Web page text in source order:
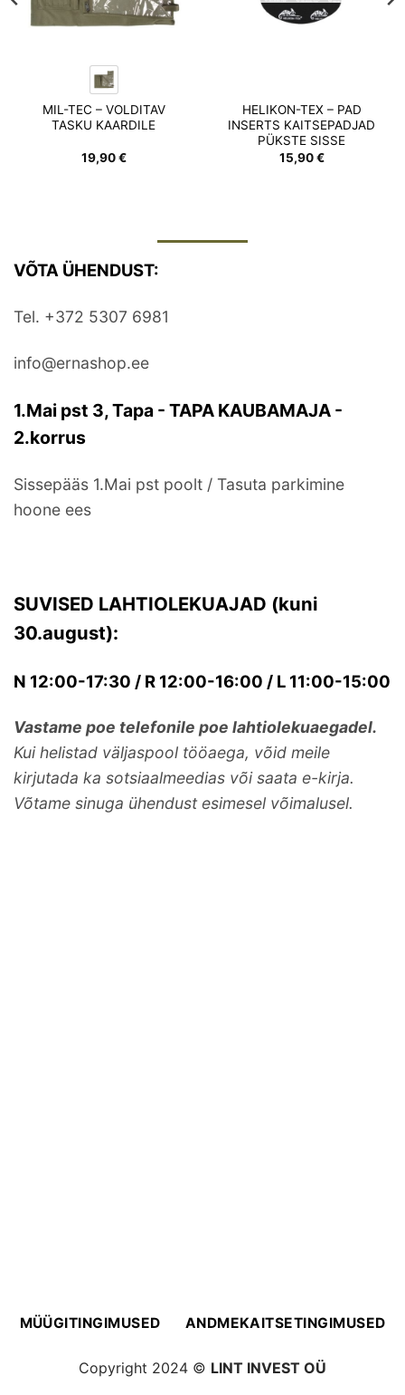
MIL-TEC – VOLDITAV
TASKU KAARDILE
19,90€
HELIKON-TEX – PAD
INSERTS KAITSEPADJAD
PÜKSTE SISSE
15,90€
VÕTA ÜHENDUST:
Tel. +372 5307 6981
info@ernashop.ee
1.Mai pst 3, Tapa - TAPA KAUBAMAJA -
2.korrus
Sissepääs 1.Mai pst poolt / Tasuta parkimine
hoone ees
SUVISED LAHTIOLEKUAJAD (kuni
30.august):
N 12:00-17:30 / R 12:00-16:00 / L 11:00-15:00
Vastame poe telefonile poe lahtiolekuaegadel.
Kui helistad väljaspool tööaega, võid meile
kirjutada ka sotsiaalmeedias või saata e-kirja.
Võtame sinuga ühendust esimesel võimalusel.
MÜÜGITINGIMUSED ANDMEKAITSETINGIMUSED
Copyright 2024 © LINT INVEST OÜ